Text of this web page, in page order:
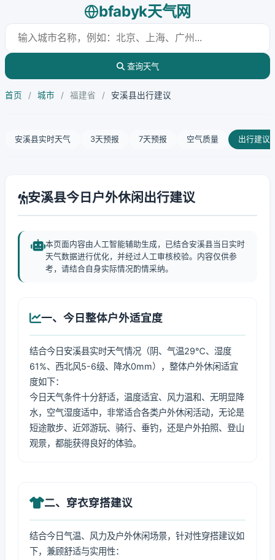
bfabyk天气网
查询天气
首页 / 城市 / 福建省 / 安溪县出行建议
安溪县实时天气 3天预报 7天预报 空气质量 出行建议
安溪县今日户外休闲出行建议
本页面内容由人工智能辅助生成，已结合安溪县当日实时
天气数据进行优化，并经过人工审核校验。内容仅供参
考，请结合自身实际情况酌情采纳。
一、今日整体户外适宜度
结合今日安溪县实时天气情况（阴、气温29℃、湿度
61%、西北风5-6级、降水0mm），整体户外休闲适宜
度如下：
今日天气条件十分舒适，温度适宜、风力温和、无明显降
水，空气湿度适中，非常适合各类户外休闲活动，无论是
短途散步、近郊游玩、骑行、垂钓，还是户外拍照、登山
观景，都能获得良好的体验。
二、穿衣穿搭建议
结合今日气温、风力及户外休闲场景，针对性穿搭建议如
下，兼顾舒适与实用性：